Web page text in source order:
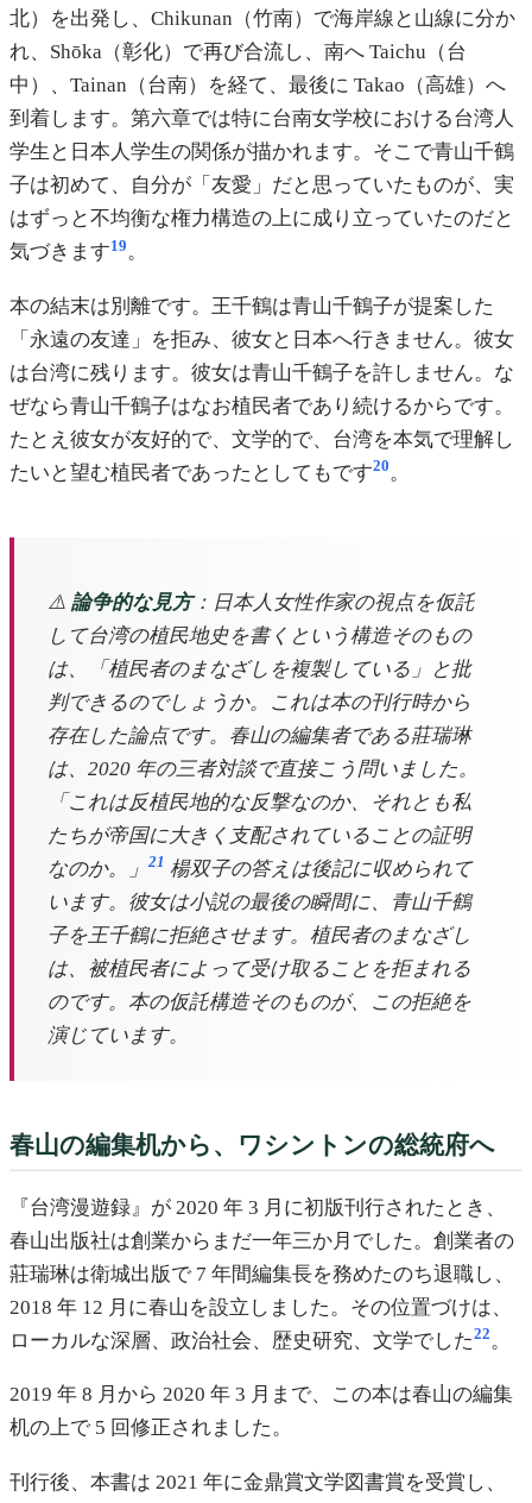
北）を出発し、Chikunan（竹南）で海岸線と山線に分か
れ、Shōka（彰化）で再び合流し、南へ Taichu（台
中）、Tainan（台南）を経て、最後に Takao（高雄）へ
到着します。第六章では特に台南女学校における台湾人
学生と日本人学生の関係が描かれます。そこで青山千鶴
子は初めて、自分が「友愛」だと思っていたものが、実
はずっと不均衡な権力構造の上に成り立っていたのだと
気づきます19。
本の結末は別離です。王千鶴は青山千鶴子が提案した
「永遠の友達」を拒み、彼女と日本へ行きません。彼女
は台湾に残ります。彼女は青山千鶴子を許しません。な
ぜなら青山千鶴子はなお植民者であり続けるからです。
たとえ彼女が友好的で、文学的で、台湾を本気で理解し
たいと望む植民者であったとしてもです20 。
⚠️ 論争的な見方：日本人女性作家の視点を仮託
して台湾の植民地史を書くという構造そのもの
は、「植民者のまなざしを複製している」と批
判できるのでしょうか。これは本の刊行時から
存在した論点です。春山の編集者である莊瑞琳
は、2020 年の三者対談で直接こう問いました。
「これは反植民地的な反撃なのか、それとも私
たちが帝国に大きく支配されていることの証明
なのか。」 21 楊双子の答えは後記に収められて
います。彼女は小説の最後の瞬間に、青山千鶴
子を王千鶴に拒絶させます。植民者のまなざし
は、被植民者によって受け取ることを拒まれる
のです。本の仮託構造そのものが、この拒絶を
演じています。
春山の編集机から、ワシントンの総統府へ
『台湾漫遊録』が 2020 年 3 月に初版刊行されたとき、
春山出版社は創業からまだ一年三か月でした。創業者の
莊瑞琳は衛城出版で 7 年間編集長を務めたのち退職し、
2018 年 12 月に春山を設立しました。その位置づけは、
ローカルな深層、政治社会、歴史研究、文学でした22。
2019 年 8 月から 2020 年 3 月まで、この本は春山の編集
机の上で 5 回修正されました。
刊行後、本書は 2021 年に金鼎賞文学図書賞を受賞し、